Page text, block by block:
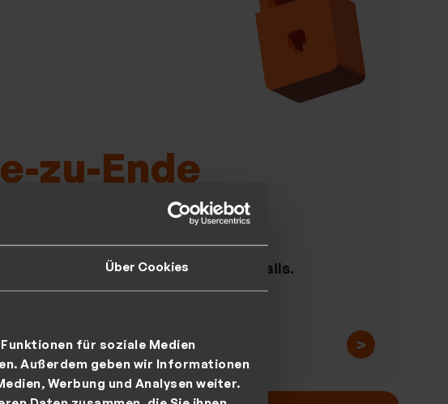
Über Cookies
für soziale Medien
Außerdem geben wir Informationen
Werbung und Analysen weiter.
zu-Ende
Sicherheit Ihrer Daten und E-Mails.
>